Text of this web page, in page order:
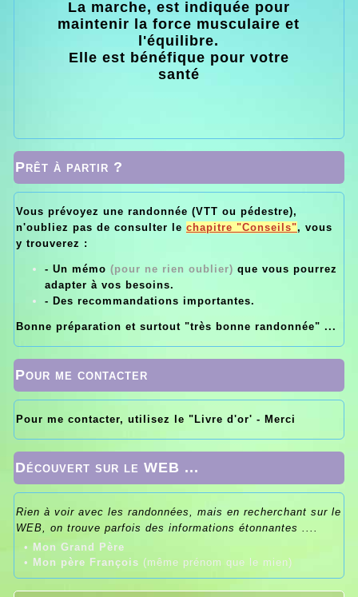
La marche, est indiquée pour
maintenir la force musculaire et
l'équilibre.
Elle est bénéfique pour votre
santé
Prêt à partir ?
Vous prévoyez une randonnée (VTT ou pédestre),
n'oubliez pas de consulter le chapitre "Conseils", vous
y trouverez :
- Un mémo (pour ne rien oublier) que vous pourrez
adapter à vos besoins.
- Des recommandations importantes.
Bonne préparation et surtout "très bonne randonnée" ...
Pour me contacter
Pour me contacter, utilisez le "Livre d'or' - Merci
Découvert sur le WEB ...
Rien à voir avec les randonnées, mais en recherchant sur le
WEB, on trouve parfois des informations étonnantes ....
• Mon Grand Père
• Mon père François (même prénom que le mien)